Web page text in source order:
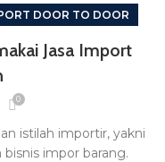
DOOR TO DOOR
Jasa Import
0
istilah importir, yakni
impor barang.